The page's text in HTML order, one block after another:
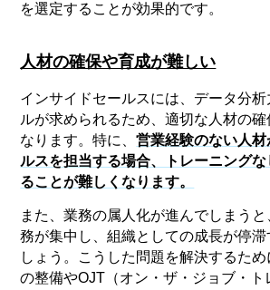
を選定することが効果的です。
人材の確保や育成が難しい
インサイドセールスには、データ分
ルが求められるため、適切な人材の
なります。特に、営業経験のない人
ルスを担当する場合、トレーニング
ることが難しくなります。
また、業務の属人化が進んでしまう
務が集中し、組織としての成長が停
しょう。こうした問題を解決するた
の整備やOJT（オン・ザ・ジョブ・ト